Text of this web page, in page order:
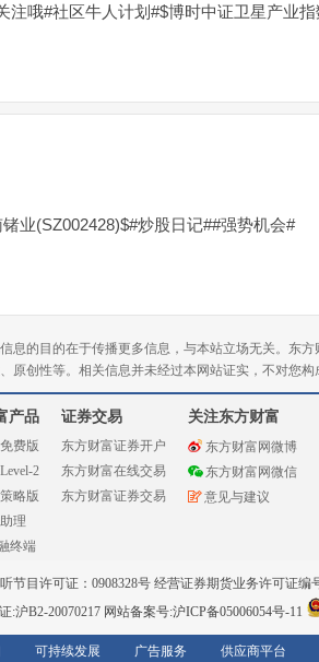
注哦#社区牛人计划#$博时中证卫星产业
业(SZ002428)$#炒股日记##强势机会#
息的目的在于传播更多信息，与本站立场无关。东
原创性等。相关信息并未经过本网站证实，不对您
产品
费版
2
略版
理
终端
证券交易
东方财富证券开户
东方财富在线交易
东方财富证券交易
关注东方财富
东方财富网微博
东方财富网微信
意见与建议
节目许可证：0908328号 经营证券期货业务许可证编
:沪B2-20070217 网站备案号:沪ICP备05006054号-11
可持续发展 广告服务 供应商平台